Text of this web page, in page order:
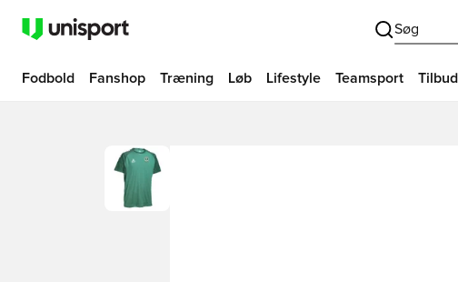
Søg
Fodbold Fanshop Træning Løb Lifestyle Teamsport Tilbud